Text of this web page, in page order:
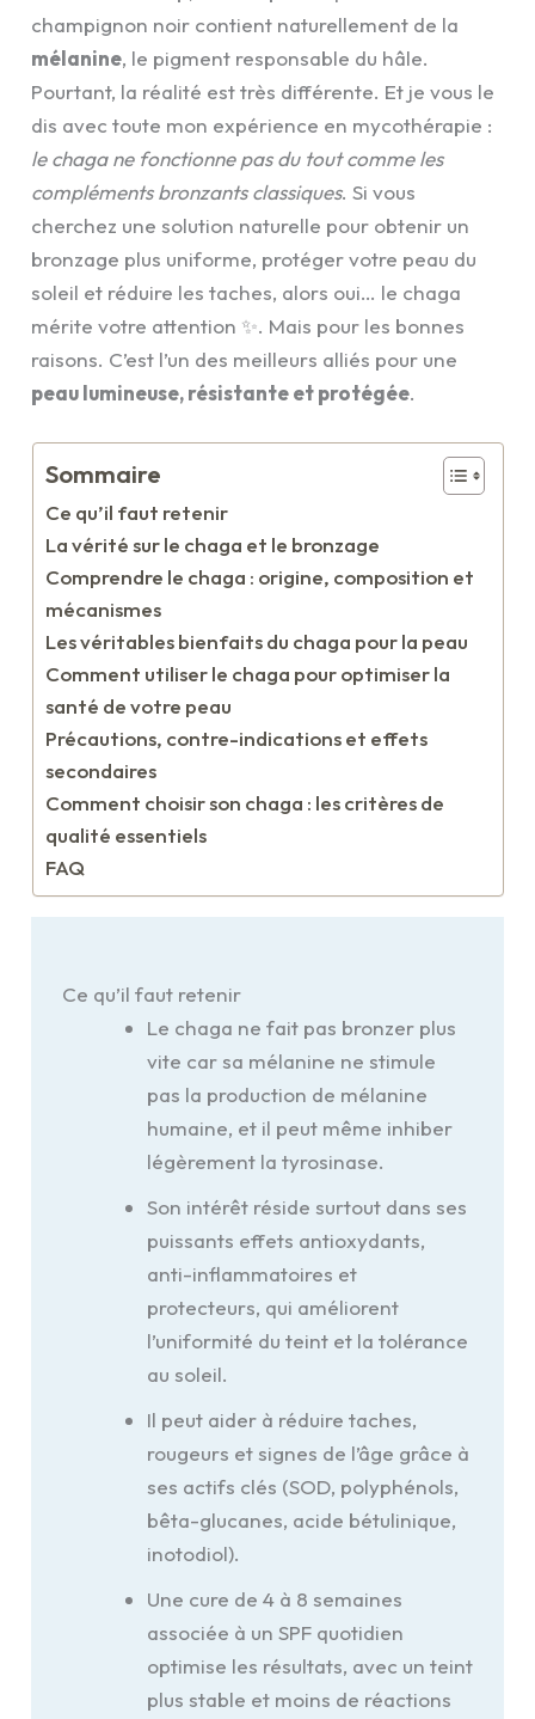
champignon noir contient naturellement de la
mélanine, le pigment responsable du hâle.
Pourtant, la réalité est très différente. Et je vous le
dis avec toute mon expérience en mycothérapie :
le chaga ne fonctionne pas du tout comme les
compléments bronzants classiques. Si vous
cherchez une solution naturelle pour obtenir un
bronzage plus uniforme, protéger votre peau du
soleil et réduire les taches, alors oui… le chaga
mérite votre attention ✨. Mais pour les bonnes
raisons. C’est l’un des meilleurs alliés pour une
peau lumineuse, résistante et protégée.
Sommaire
Ce qu’il faut retenir
La vérité sur le chaga et le bronzage
Comprendre le chaga : origine, composition et
mécanismes
Les véritables bienfaits du chaga pour la peau
Comment utiliser le chaga pour optimiser la
santé de votre peau
Précautions, contre-indications et effets
secondaires
Comment choisir son chaga : les critères de
qualité essentiels
FAQ
Ce qu’il faut retenir
Le chaga ne fait pas bronzer plus
vite car sa mélanine ne stimule
pas la production de mélanine
humaine, et il peut même inhiber
légèrement la tyrosinase.
Son intérêt réside surtout dans ses
puissants effets antioxydants,
anti-inflammatoires et
protecteurs, qui améliorent
l’uniformité du teint et la tolérance
au soleil.
Il peut aider à réduire taches,
rougeurs et signes de l’âge grâce à
ses actifs clés (SOD, polyphénols,
bêta-glucanes, acide bétulinique,
inotodiol).
Une cure de 4 à 8 semaines
associée à un SPF quotidien
optimise les résultats, avec un teint
plus stable et moins de réactions